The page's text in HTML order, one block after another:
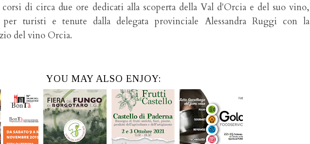
di circa due ore dedicati alla scoperta della Val d'Orcia e del suo vino,
per turisti e tenute dalla delegata provinciale Alessandra Ruggi con la
del vino Orcia.
YOU MAY ALSO ENJOY: